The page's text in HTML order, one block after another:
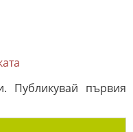
Публикувай първия